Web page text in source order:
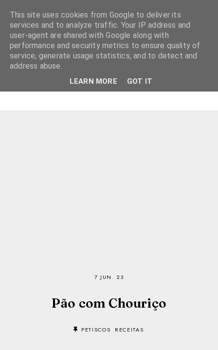
7 JUN. 23
Pão com Chouriço
PETISCOS RECEITAS
This site uses cookies from Google to deliver its
services and to analyze traffic. Your IP address and
user-agent are shared with Google along with
performance and security metrics to ensure quality of
service, generate usage statistics, and to detect and
address abuse.
LEARN MORE GOT IT